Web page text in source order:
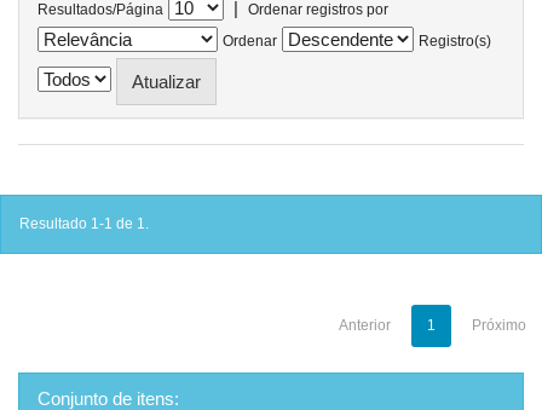
Resultados/Página |
Ordenar registros por
Ordenar
Registro(s)
Resultado 1-1 de 1.
Anterior 1 Próximo
Conjunto de itens: